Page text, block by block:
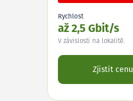
Rychlost
až 2,5 Gbit/s
V závislosti na lokalitě.
Zjistit cenu